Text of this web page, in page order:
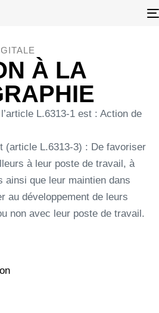
À LA
L.6313-1 est : Action de
(article L.6313-3) : De favoriser
à leur poste de travail, à
ainsi que leur maintien dans
au développement de leurs
non avec leur poste de travail.